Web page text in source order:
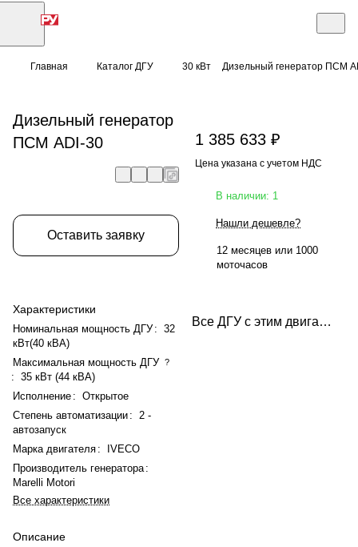
Главная Каталог ДГУ 30 кВт Дизельный генератор ПСМ
Дизельный генератор
ПСМ ADI-30
Оставить заявку
Характеристики
Номинальная мощность ДГУ : 32
кВт(40 кВА)
Максимальная мощность ДГУ ?
: 35 кВт (44 кВА)
Исполнение : Открытое
Степень автоматизации :
2 -
автозапуск
Марка двигателя :
IVECO
Производитель генератора :
Marelli Motori
Все характеристики
Описание
1 385 633 ₽
Цена указана с учетом НДС
В наличии: 1
Нашли дешевле?
12 месяцев или 1000
моточасов
Все ДГУ с этим двигателем